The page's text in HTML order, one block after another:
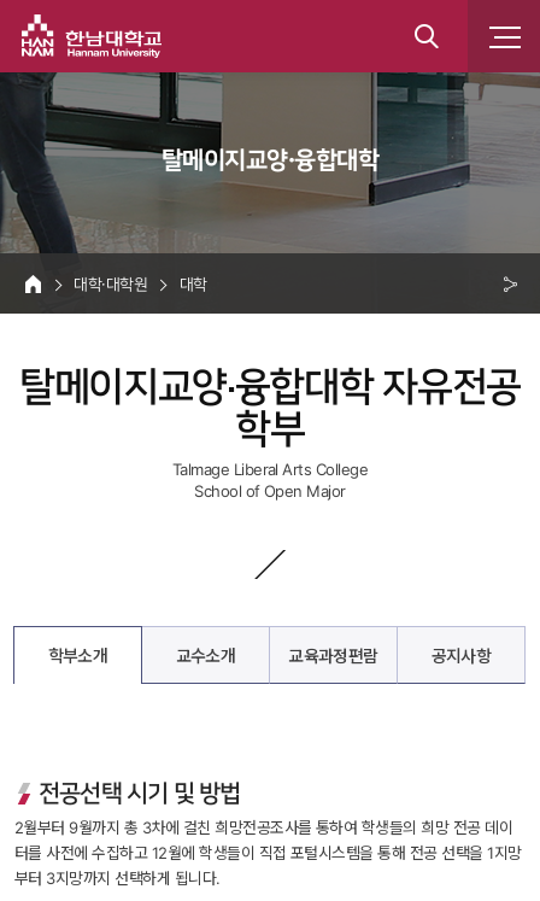
통
합
검
탈메이지교양·융합대학
HOME
대학·대학원 대학
유
탈메이지교양·융합대학 자유전공
학부
Talmage Liberal Arts College
School of Open Major
학부소개 교수소개 교육과정편람 공지사항
전공선택 시기 및 방법
2월부터 9월까지 총 3차에 걸친 희망전공조사를 통하여 학생들의 희망 전공 데이
터를 사전에 수집하고 12월에 학생들이 직접 포털시스템을 통해 전공 선택을 1지망
부터 3지망까지 선택하게 됩니다.